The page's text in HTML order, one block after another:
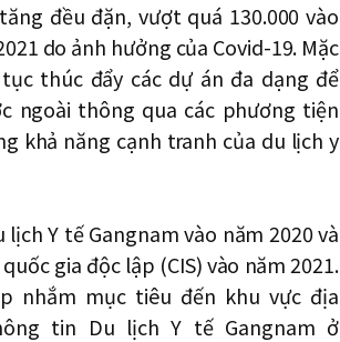
đều đặn, vượt quá 130.000 vào
do ảnh hưởng của Covid-19. Mặc
thúc đẩy các dự án đa dạng để
ngoài thông qua các phương tiện
khả năng cạnh tranh của du lịch y
Y tế Gangnam vào năm 2020 và
gia độc lập (CIS) vào năm 2021.
nhắm mục tiêu đến khu vực địa
tin Du lịch Y tế Gangnam ở